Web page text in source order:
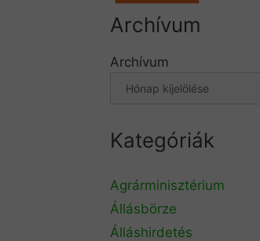
Archívum
Archívum
Kategóriák
Agrárminisztérium
Állásbörze
Álláshirdetés